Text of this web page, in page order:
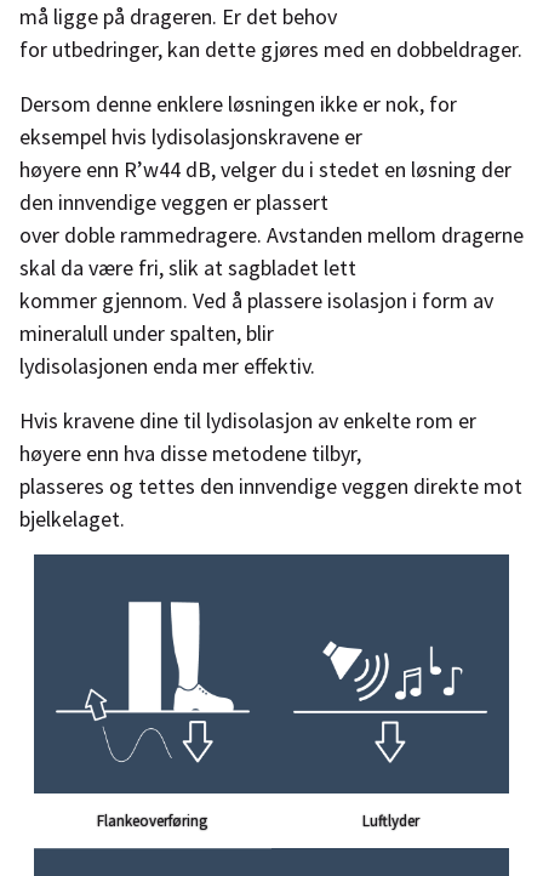
må ligge på drageren. Er det behov
for utbedringer, kan dette gjøres med en dobbeldrager.
Dersom denne enklere løsningen ikke er nok, for
eksempel hvis lydisolasjonskravene er
høyere enn R’w44 dB, velger du i stedet en løsning der
den innvendige veggen er plassert
over doble rammedragere. Avstanden mellom dragerne
skal da være fri, slik at sagbladet lett
kommer gjennom. Ved å plassere isolasjon i form av
mineralull under spalten, blir
lydisolasjonen enda mer effektiv.
Hvis kravene dine til lydisolasjon av enkelte rom er
høyere enn hva disse metodene tilbyr,
plasseres og tettes den innvendige veggen direkte mot
bjelkelaget.
Flankeoverføring Luftlyder